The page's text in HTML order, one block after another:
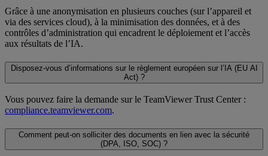
Grâce à une anonymisation en plusieurs couches (sur l’appareil et
via des services cloud), à la minimisation des données, et à des
contrôles d’administration qui encadrent le déploiement et l’accès
aux résultats de l’IA.
Disposez-vous d’informations sur le règlement européen sur l’IA (EU AI
Act) ?
Vous pouvez faire la demande sur le TeamViewer Trust Center :
compliance.teamviewer.com.
Comment peut-on solliciter des documents en lien avec la sécurité
(DPA, ISO, SOC) ?